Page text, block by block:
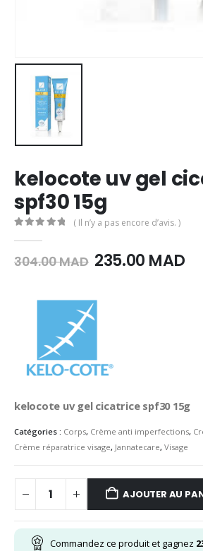
kelocote uv gel
spf30 15g
( Il n’y a pas encore d’avis. )
304.00MAD Le
était :
304.00
235.00 MADLe
kelocote uv gel cicatrice spf30 15g
Catégories : Corps, Crème anti imperfections,
Crème réparatrice visage, Jannatecare, Visage
AJOUTER AU
Commandez ce produit et gagnez